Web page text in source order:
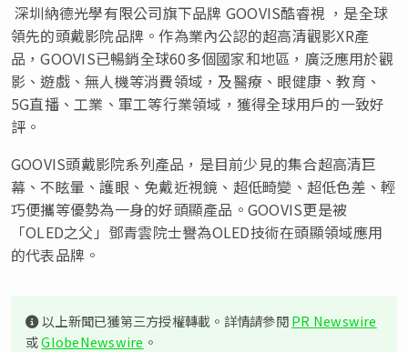
深圳納德光學有限公司旗下品牌 GOOVIS酷睿視 ，是全球
領先的頭戴影院品牌。作為業內公認的超高清觀影XR產
品，GOOVIS已暢銷全球60多個國家和地區，廣泛應用於觀
影、遊戲、無人機等消費領域，及醫療、眼健康、教育、
5G直播、工業、軍工等行業領域，獲得全球用戶的一致好
評。
GOOVIS頭戴影院系列產品，是目前少見的集合超高清巨
幕、不眩暈、護眼、免戴近視鏡、超低畸變、超低色差、輕
巧便攜等優勢為一身的好頭顯產品。GOOVIS更是被
「OLED之父」鄧青雲院士譽為OLED技術在頭顯領域應用
的代表品牌。
以上新聞已獲第三方授權轉載。詳情請參閱PR Newswire
或GlobeNewswire 。